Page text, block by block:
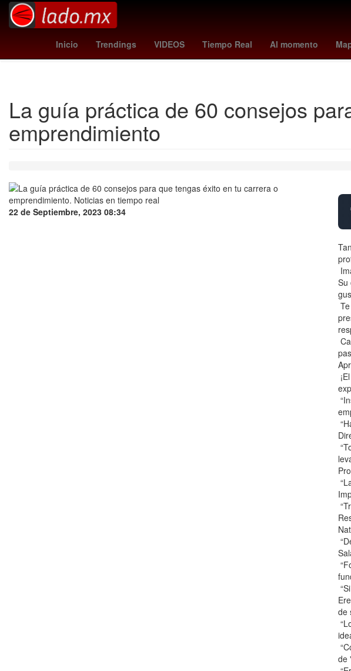
Inicio Trendings VIDEOS Tiempo Real Al momento
robin le normand wolfsburg vs. rb leipzig juventus vs atalanta juventus -
La guía práctica de 60 consejos
emprendimiento
22 de Septiembre, 2023 08:34
Su
de
de